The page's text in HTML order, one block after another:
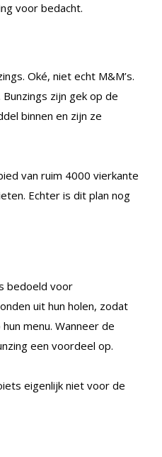
voor bedacht.
Oké, niet echt M&M’s.
zijn gek op de
binnen en zijn ze
van ruim 4000 vierkante
Echter is dit plan nog
bedoeld voor
uit hun holen, zodat
menu. Wanneer de
een voordeel op.
eigenlijk niet voor de